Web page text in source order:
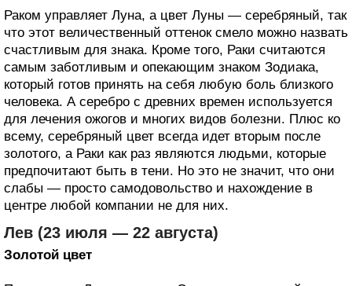
Раком управляет Луна, а цвет Луны — серебряный, так
что этот величественный оттенок смело можно назвать
счастливым для знака. Кроме того, Раки считаются
самым заботливым и опекающим знаком Зодиака,
который готов принять на себя любую боль близкого
человека. А серебро с древних времен используется
для лечения ожогов и многих видов болезни. Плюс ко
всему, серебряный цвет всегда идет вторым после
золотого, а Раки как раз являются людьми, которые
предпочитают быть в тени. Но это не значит, что они
слабы — просто самодовольство и нахождение в
центре любой компании не для них.
Лев (23 июля — 22 августа)
Золотой цвет